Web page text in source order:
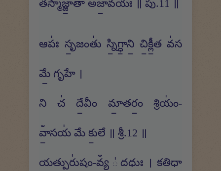
తస్మా᳚జ్జా॒తా అ॑జా॒వయః॑ ॥ పు.11 ॥
ఆపః॑ సృ॒జంతు॑ స్ని॒గ్ధా॒ని॒ చి॒క్లీ॒త వ॑స
మే॒ గృహే ।
ని చ॑ దే॒వీం మా॒తరం॒ శ్రియం॑-
వాఀ॒సయ॑ మే కు॒లే ॥ శ్రీ.12 ॥
యత్పురు॑షం॒-వ్యఀ ॑దధుః । క॒తి॒ధా